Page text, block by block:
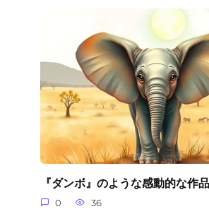
『ダンボ』のような感動的な作
0 36